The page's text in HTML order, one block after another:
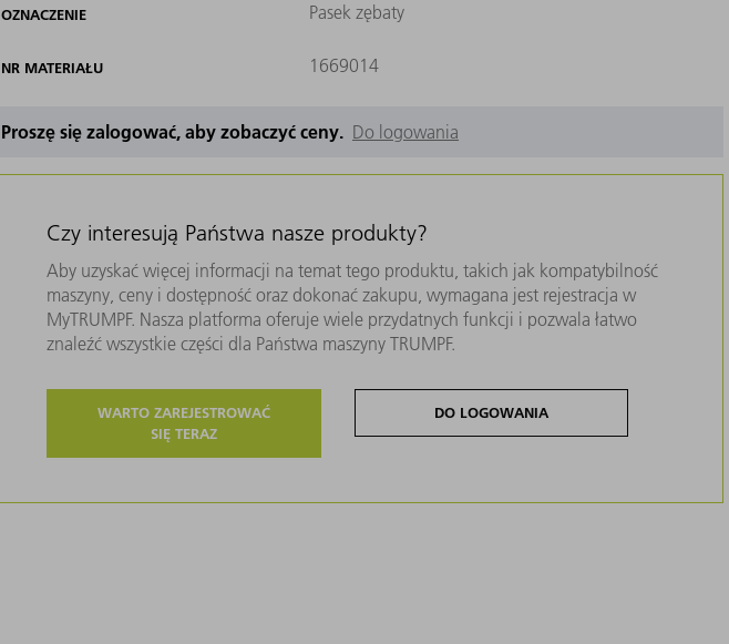
OZNACZENIE Pasek zębaty
NR MATERIAŁU 1669014
Proszę się zalogować, aby zobaczyć ceny. Do logowania
Czy interesują Państwa nasze produkty?
Aby uzyskać więcej informacji na temat tego produktu, takich jak kompatybilność
maszyny, ceny i dostępność oraz dokonać zakupu, wymagana jest rejestracja w
MyTRUMPF. Nasza platforma oferuje wiele przydatnych funkcji i pozwala łatwo
znaleźć wszystkie części dla Państwa maszyny TRUMPF.
WARTO ZAREJESTROWAĆ
SIĘ TERAZ
DO LOGOWANIA